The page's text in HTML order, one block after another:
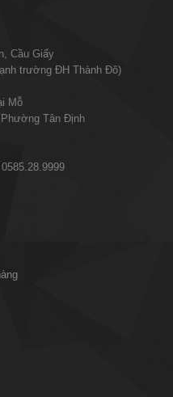
Cầu Giấy
trường ĐH Thành Đô)
Mỗ
Phường Tân Định